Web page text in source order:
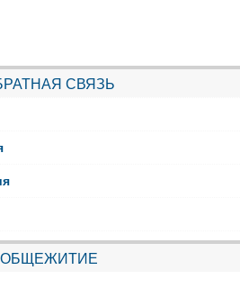
СВЯЗЬ
ОБЩЕЖИТИЕ